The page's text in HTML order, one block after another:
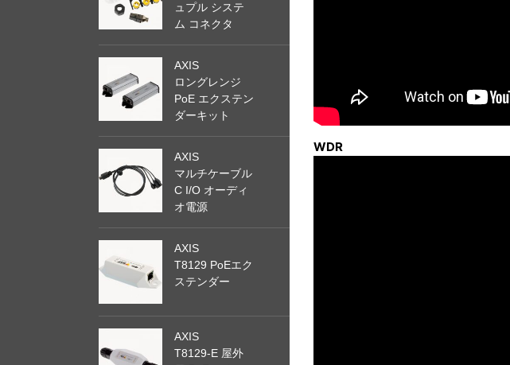
WDR
ュプル システ
ム コネクタ
AXIS
ロングレンジ
PoE エクステン
ダーキット
AXIS
マルチケーブル
C I/O オーディ
オ電源
AXIS
T8129 PoEエク
ステンダー
AXIS
T8129-E 屋外